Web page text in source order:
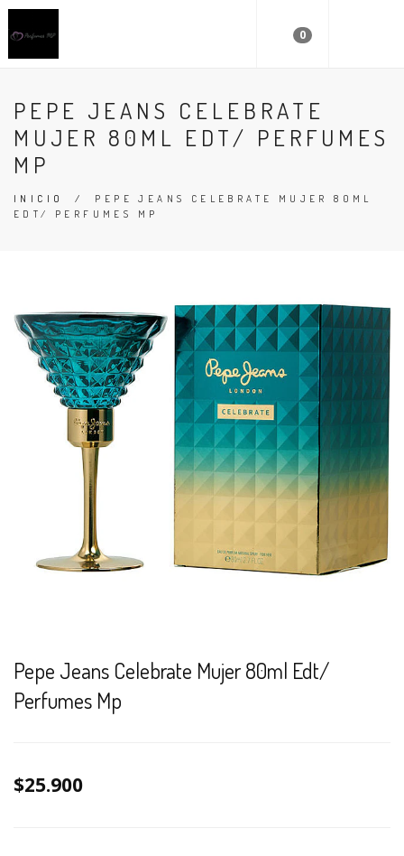
0
PEPE JEANS CELEBRATE
MUJER 80ML EDT/ PERFUMES
MP
INICIO / PEPE JEANS CELEBRATE MUJER 80ML
EDT/ PERFUMES MP
Pepe Jeans Celebrate Mujer 80ml Edt/
Perfumes Mp
$25.900